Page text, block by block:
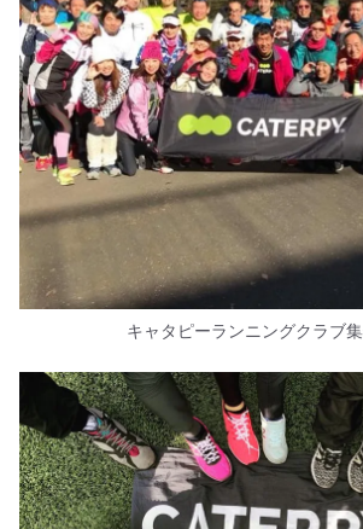
キャタピーランニングクラブ